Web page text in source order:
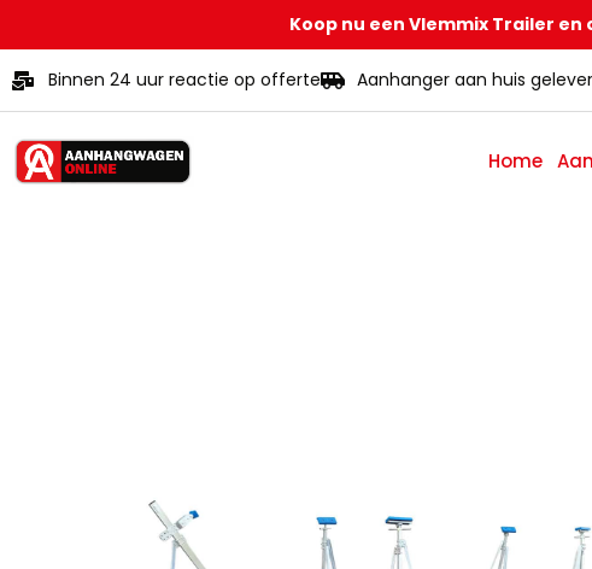
Koop nu een Vlemmix Trailer en
Binnen 24 uur reactie op offerte Aanhanger aan huis
Home